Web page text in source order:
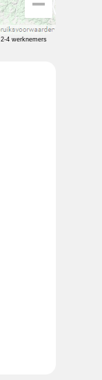
2-4 werknemers